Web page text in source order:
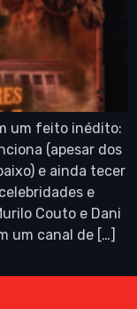
um feito inédito:
(apesar dos
e ainda tecer
e
Couto e Dani
um canal de […]